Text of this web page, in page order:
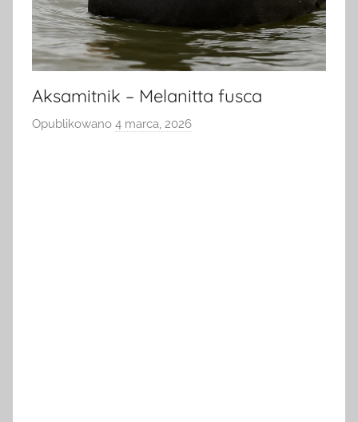
Aksamitnik – Melanitta fusca
Opublikowano 4 marca, 2026